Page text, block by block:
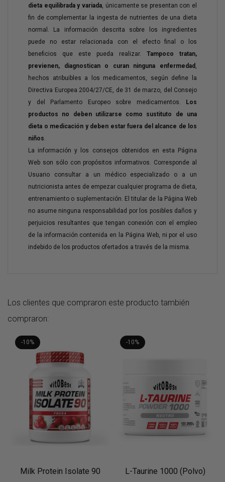
dieta equilibrada y variada, únicamente se presentan con el
fin de complementar la ingesta de nutrientes de una dieta
normal. La información descrita sobre los ingredientes
puede no estar relacionada con el efecto final o los
beneficios que este pueda realizar. Tampoco tratan,
previenen, diagnostican o curan ninguna enfermedad ,
hechos atribuibles a los medicamentos, según define la
Directiva Europea 2004/27/CE, de 31 de marzo, del Consejo
y del Parlamento Europeo sobre medicamentos.
Los
productos no deben utilizarse como sustituto de una
dieta o medicación y deben estar fuera del alcance de los
niños.
La información y los consejos obtenidos en esta Página
Web son sólo con propósitos informativos. Corresponde al
Usuario consultar a un médico especializado o a un
nutricionista antes de empezar cualquier programa de dieta,
entrenamiento o suplementación. El titular de la Página Web
no asume ninguna responsabilidad por los posibles daños y
perjuicios resultantes que tengan conexión con el empleo
de la información contenida en la Página Web, ni por el uso
indebido de los productos ofertados a través de la misma.
Los clientes que compraron este producto también
compraron:
-10%
Milk Protein Isolate 90
-10%
L-Taurine 1000 (Polvo)